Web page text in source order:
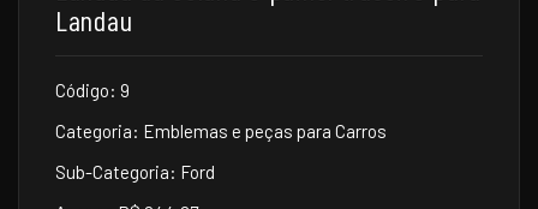
Landau
Código: 9
Categoria: Emblemas e peças para Carros
Sub-Categoria: Ford